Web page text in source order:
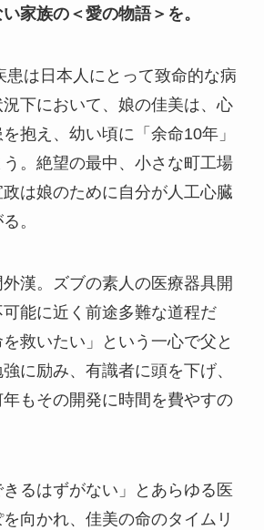
家族の＜愛の物語＞を。
患は日本人にとって致命的な病
下において、娘の佳美は、心
抱え、幼い頃に「余命10年」
。絶望の最中、小さな町工場
は娘のために自分が人工心臓
。
漢。ズブの素人の医療器具開
能に近く前途多難な道程だ
救いたい」という一心で父と
に励み、有識者に頭を下げ、
もその開発に時間を費やすの
るはずがない」とあらゆる医
向かれ、佳美の命のタイムリ